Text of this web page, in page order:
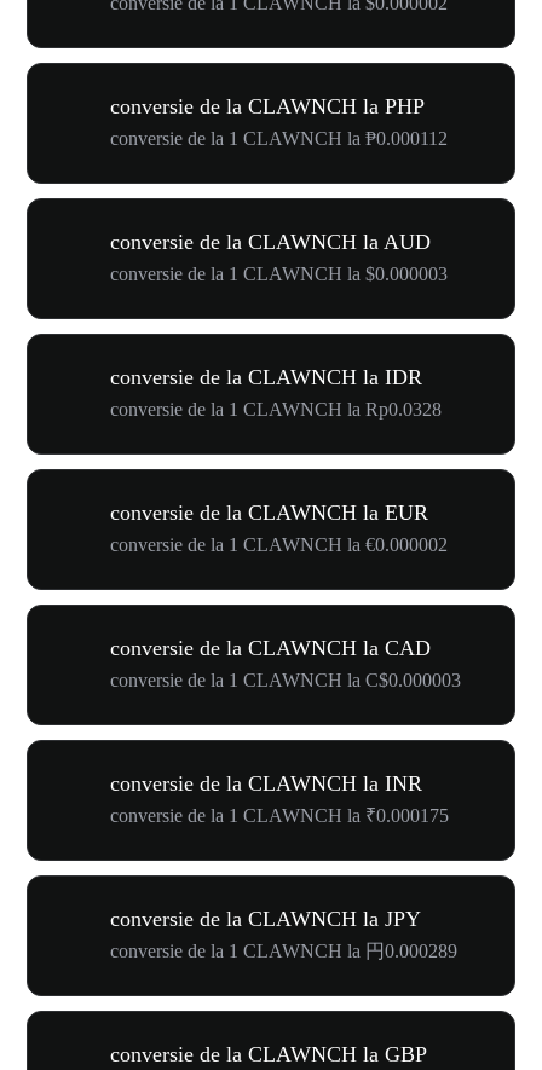
conversie de la CLAWNCH la PHP
conversie de la 1 CLAWNCH la ₱0.000112
conversie de la CLAWNCH la AUD
conversie de la 1 CLAWNCH la $0.000003
conversie de la CLAWNCH la IDR
conversie de la 1 CLAWNCH la Rp0.0328
conversie de la CLAWNCH la EUR
conversie de la 1 CLAWNCH la €0.000002
conversie de la CLAWNCH la CAD
conversie de la 1 CLAWNCH la C$0.000003
conversie de la CLAWNCH la INR
conversie de la 1 CLAWNCH la ₹0.000175
conversie de la CLAWNCH la JPY
conversie de la 1 CLAWNCH la 円0.000289
conversie de la CLAWNCH la GBP